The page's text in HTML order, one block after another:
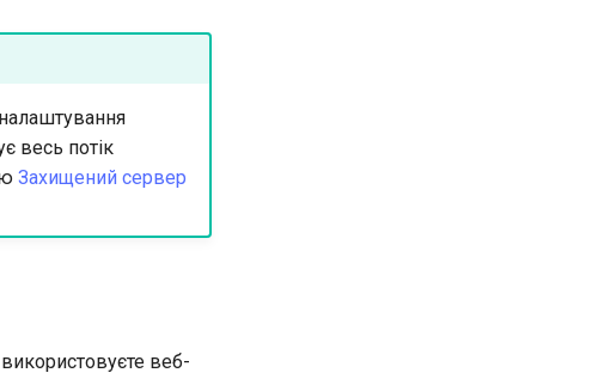
весь потік
Захищений сервер
веб-